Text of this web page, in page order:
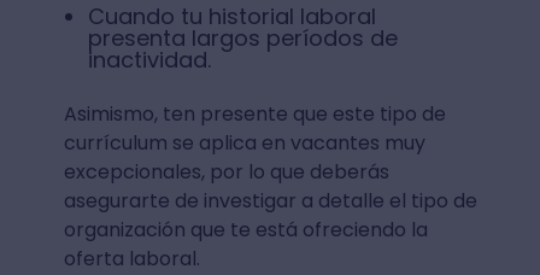
Cuando tu historial laboral
presenta largos períodos de
inactividad.
Asimismo, ten presente que este tipo de
currículum se aplica en vacantes muy
excepcionales, por lo que deberás
asegurarte de investigar a detalle el tipo de
organización que te está ofreciendo la
oferta laboral.